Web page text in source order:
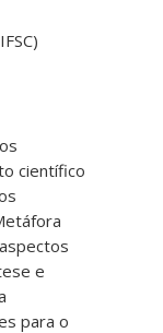
científico
e
para o